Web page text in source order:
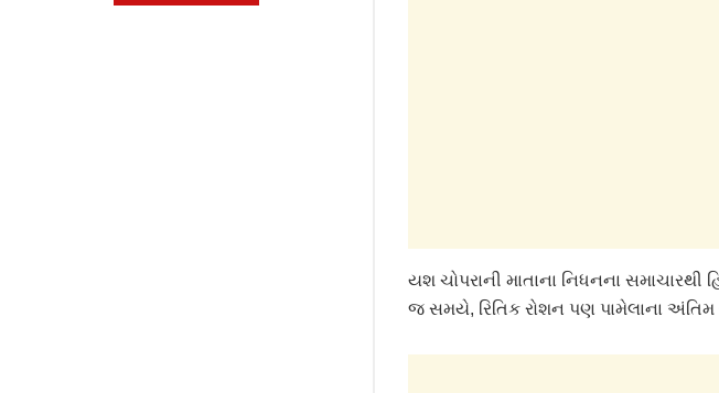
યશ ચોપરાની માતાના નિધનના
જ સમયે, રિતિક રોશન પણ પામેલાના અંતિમ